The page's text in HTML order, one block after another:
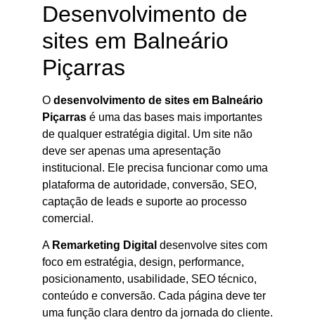
Desenvolvimento de
sites em Balneário
Piçarras
O desenvolvimento de sites em Balneário
Piçarras é uma das bases mais importantes
de qualquer estratégia digital. Um site não
deve ser apenas uma apresentação
institucional. Ele precisa funcionar como uma
plataforma de autoridade, conversão, SEO,
captação de leads e suporte ao processo
comercial.
A Remarketing Digital desenvolve sites com
foco em estratégia, design, performance,
posicionamento, usabilidade, SEO técnico,
conteúdo e conversão. Cada página deve ter
uma função clara dentro da jornada do cliente.